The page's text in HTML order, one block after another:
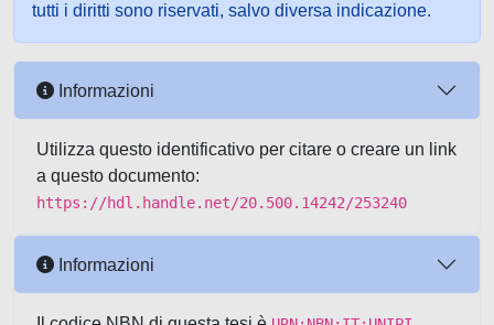
tutti i diritti sono riservati, salvo diversa indicazione.
Informazioni
Utilizza questo identificativo per citare o creare un link
a questo documento:
https://hdl.handle.net/20.500.14242/253240
Informazioni